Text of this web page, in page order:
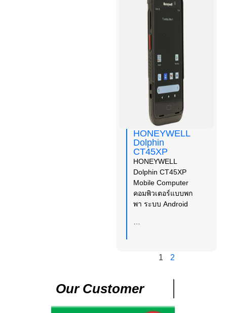
HONEYWELL
Dolphin
CT45XP
HONEYWELL
Dolphin CT45XP
Mobile Computer
คอมพิวเตอร์แบบพก
พา ระบบ Android
1 2
Our Customer